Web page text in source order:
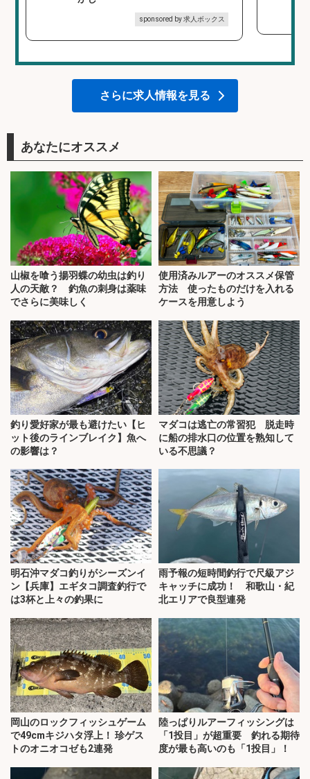
sponsored by 求人ボックス
さらに求人情報を見る
あなたにオススメ
山椒を喰う揚羽蝶の幼虫は釣り
人の天敵？ 釣魚の刺身は薬味
でさらに美味しく
使用済みルアーのオススメ保管
方法 使ったものだけを入れる
ケースを用意しよう
釣り愛好家が最も避けたい【ヒ
ット後のラインブレイク】魚へ
の影響は？
マダコは逃亡の常習犯 脱走時
に船の排水口の位置を熟知して
いる不思議？
明石沖マダコ釣りがシーズンイ
ン【兵庫】エギタコ調査釣行で
は3杯と上々の釣果に
雨予報の短時間釣行で尺級アジ
キャッチに成功！ 和歌山・紀
北エリアで良型連発
岡山のロックフィッシュゲーム
で49cmキジハタ浮上！ 珍ゲス
トのオニオコゼも2連発
陸っぱりルアーフィッシングは
「1投目」が超重要 釣れる期待
度が最も高いのも「1投目」！